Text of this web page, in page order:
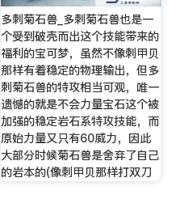
多刺菊石兽_多刺菊石兽也是一
个受到破壳而出这个技能带来的
福利的宝可梦，虽然不像刺甲贝
那样有着稳定的物理输出，但多
刺菊石兽的特攻相当可观，唯一
遗憾的就是不会力量宝石这个被
加强的稳定岩石系特攻技能，而
原始力量又只有60威力，因此
大部分时候菊石兽是舍弃了自己
的岩本的(像刺甲贝那样打双刀